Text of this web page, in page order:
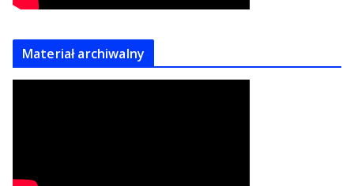
Materiał archiwalny